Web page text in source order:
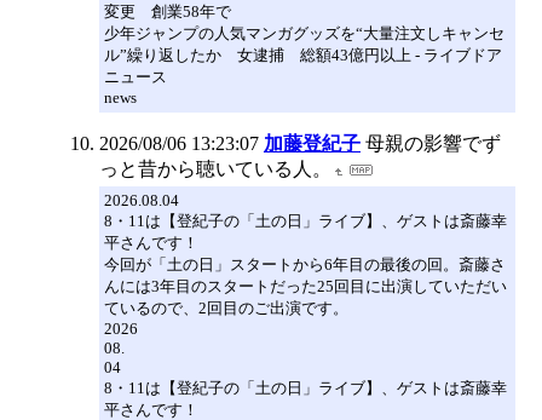
変更 創業58年で
少年ジャンプの人気マンガグッズを“大量注文しキャンセ
ル”繰り返したか 女逮捕 総額43億円以上 - ライブドア
ニュース
news
2026/08/06 13:23:07 加藤登紀子 母親の影響でず
っと昔から聴いている人。
2026.08.04
8・11は【登紀子の「土の日」ライブ】、ゲストは斎藤幸
平さんです！
今回が「土の日」スタートから6年目の最後の回。斎藤さ
んには3年目のスタートだった25回目に出演していただい
ているので、2回目のご出演です。
2026
08.
04
8・11は【登紀子の「土の日」ライブ】、ゲストは斎藤幸
平さんです！